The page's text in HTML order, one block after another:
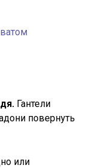
Гантели
повернуть
или